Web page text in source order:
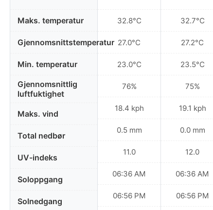
Maks. temperatur
Gjennomsnittstemperatur
Min. temperatur
Gjennomsnittlig
luftfuktighet
Maks. vind
Total nedbør
UV-indeks
Soloppgang
Solnedgang
32.8°C
27.0°C
23.0°C
76%
18.4 kph
0.5 mm
11.0
06:36 AM
06:56 PM
32.7°C
27.2°C
23.5°C
75%
19.1 kph
0.0 mm
12.0
06:36 AM
06:56 PM